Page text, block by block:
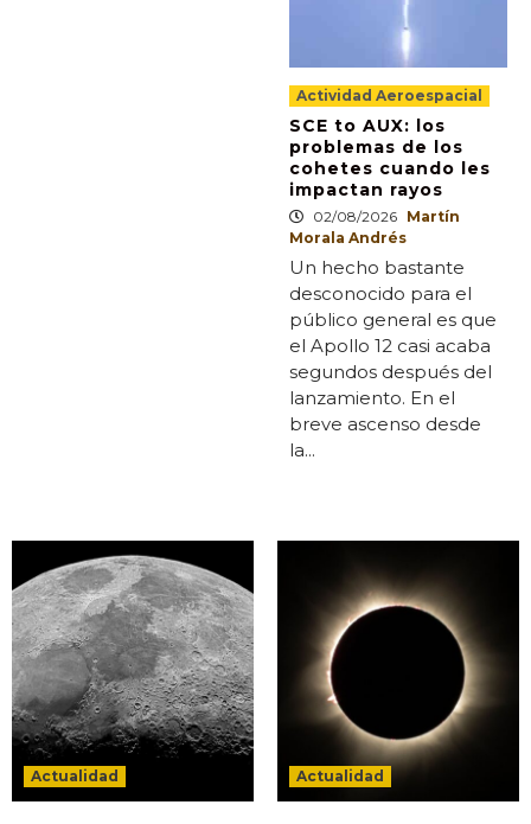
Actividad Aeroespacial
SCE to AUX: los
problemas de los
cohetes cuando les
impactan rayos
02/08/2026 Martín
Morala Andrés
Un hecho bastante
desconocido para el
público general es que
el Apollo 12 casi acaba
segundos después del
lanzamiento. En el
breve ascenso desde
la...
Actualidad Actualidad